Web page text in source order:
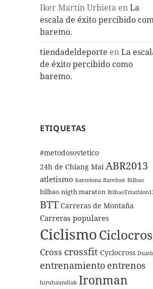
Iker Martín Urbieta enLa
escala de éxito percibido
baremo.
tiendadeldeporte enLa
de éxito percibido como
baremo.
ETIQUETAS
#metodosovietico
24h de Chiang Mai ABR2013
atletismo barcelona Barefoot Bilbao
bilbao nigth maraton
BTT Carreras de Montaña
Carreras populares
Ciclismo
Cross crossfit Cyclocross
entrenamiento entrenos
hiruhaundiak Ironman